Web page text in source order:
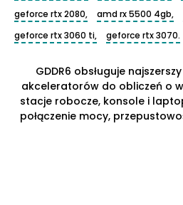
geforce rtx 2080,
amd rx 5500 4gb,
geforce rtx 3060 ti,
geforce rtx 3070.
GDDR6 obsługuje
akceleratorów do obliczeń o
stacje robocze, konsole i
połączenie mocy,